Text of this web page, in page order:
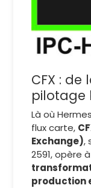
CFX :
pilotage
Là où
flux carte,
Exchange),
2591, opère
production